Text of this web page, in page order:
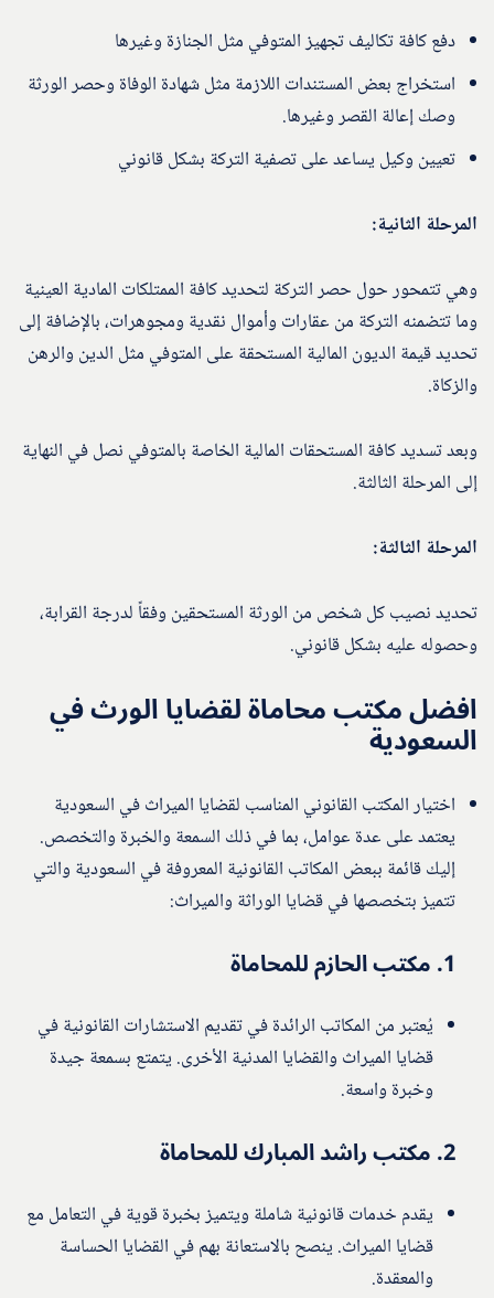
دفع كافة تكاليف تجهيز المتوفي مثل الجنازة وغيرها
استخراج بعض المستندات اللازمة مثل شهادة الوفاة وحصر الورثة
وصك إعالة القصر وغيرها.
تعيين وكيل يساعد على تصفية التركة بشكل قانوني
المرحلة الثانية:
وهي تتمحور حول حصر التركة لتحديد كافة الممتلكات المادية العينية
وما تتضمنه التركة من عقارات وأموال نقدية ومجوهرات، بالإضافة إلى
تحديد قيمة الديون المالية المستحقة على المتوفي مثل الدين والرهن
والزكاة.
وبعد تسديد كافة المستحقات المالية الخاصة بالمتوفي نصل في النهاية
إلى المرحلة الثالثة.
المرحلة الثالثة:
تحديد نصيب كل شخص من الورثة المستحقين وفقاً لدرجة القرابة،
وحصوله عليه بشكل قانوني.
افضل مكتب محاماة لقضايا الورث في
السعودية
اختيار المكتب القانوني المناسب لقضايا الميراث في السعودية
يعتمد على عدة عوامل، بما في ذلك السمعة والخبرة والتخصص.
إليك قائمة ببعض المكاتب القانونية المعروفة في السعودية والتي
تتميز بتخصصها في قضايا الوراثة والميراث:
1. مكتب الحازم للمحاماة
يُعتبر من المكاتب الرائدة في تقديم الاستشارات القانونية في
قضايا الميراث والقضايا المدنية الأخرى. يتمتع بسمعة جيدة
وخبرة واسعة.
2. مكتب راشد المبارك للمحاماة
يقدم خدمات قانونية شاملة ويتميز بخبرة قوية في التعامل مع
قضايا الميراث. ينصح بالاستعانة بهم في القضايا الحساسة
والمعقدة.